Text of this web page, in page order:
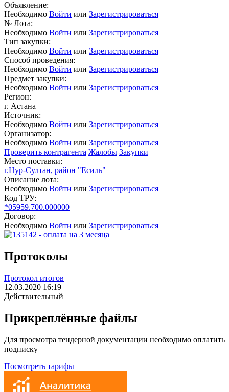
Объявление:
Необходимо Войти или Зарегистрироваться
№ Лота:
Необходимо Войти или Зарегистрироваться
Тип закупки:
Необходимо Войти или Зарегистрироваться
Способ проведения:
Необходимо Войти или Зарегистрироваться
Предмет закупки:
Необходимо Войти или Зарегистрироваться
Регион:
г. Астана
Источник:
Необходимо Войти или Зарегистрироваться
Организатор:
Необходимо Войти или Зарегистрироваться
Проверить контрагента Жалобы Закупки
Место поставки:
г.Нур-Султан, район "Есиль"
Описание лота:
Необходимо Войти или Зарегистрироваться
Код ТРУ:
*05959.700.000000
Договор:
Необходимо Войти или Зарегистрироваться
Протоколы
Протокол итогов
12.03.2020 16:19
Действительный
Прикреплённые файлы
Для просмотра тендерной документации необходимо оплатить
подписку
Посмотреть тарифы